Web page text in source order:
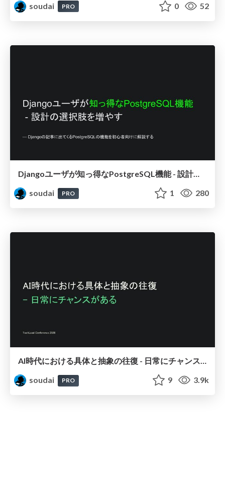
soudai
PRO 0 52
Djangoユーザが知っ得なPostgreSQL機能 - 設計の選択肢を増やす / Djang-use-PostgreSQL
soudai
PRO 1 280
AI時代における具体と抽象の往復 - 日常にチャンスがある / Moving Between the Concrete
soudai
PRO 9 3.9k